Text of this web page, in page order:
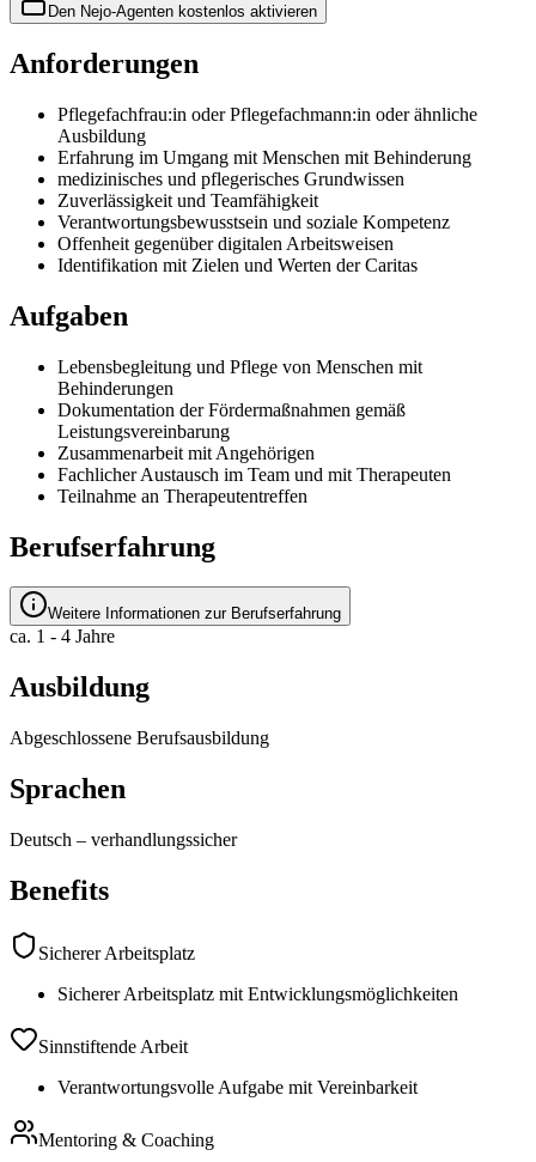
Den Nejo-Agenten kostenlos aktivieren
Anforderungen
Pflegefachfrau:in oder Pflegefachmann:in oder ähnliche
Ausbildung
Erfahrung im Umgang mit Menschen mit Behinderung
medizinisches und pflegerisches Grundwissen
Zuverlässigkeit und Teamfähigkeit
Verantwortungsbewusstsein und soziale Kompetenz
Offenheit gegenüber digitalen Arbeitsweisen
Identifikation mit Zielen und Werten der Caritas
Aufgaben
Lebensbegleitung und Pflege von Menschen mit
Behinderungen
Dokumentation der Fördermaßnahmen gemäß
Leistungsvereinbarung
Zusammenarbeit mit Angehörigen
Fachlicher Austausch im Team und mit Therapeuten
Teilnahme an Therapeutentreffen
Berufserfahrung
Weitere Informationen zur Berufserfahrung
ca. 1 - 4 Jahre
Ausbildung
Abgeschlossene Berufsausbildung
Sprachen
Deutsch – verhandlungssicher
Benefits
Sicherer Arbeitsplatz
Sicherer Arbeitsplatz mit Entwicklungsmöglichkeiten
Sinnstiftende Arbeit
Verantwortungsvolle Aufgabe mit Vereinbarkeit
Mentoring & Coaching